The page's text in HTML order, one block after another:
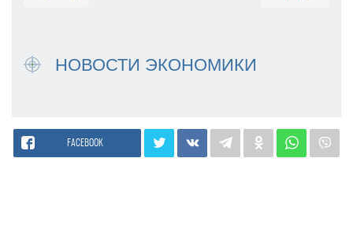
НОВОСТИ ЭКОНОМИКИ
FACEBOOK